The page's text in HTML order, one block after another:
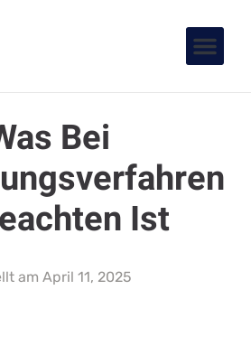
Bei
Ist
am April 11, 2025